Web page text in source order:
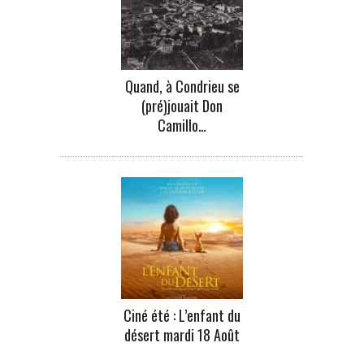
Quand, à Condrieu se
(pré)jouait Don
Camillo…
Ciné été : L’enfant du
désert mardi 18 Août